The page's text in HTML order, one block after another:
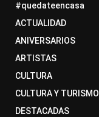
#quedateencasa
ACTUALIDAD
ANIVERSARIOS
ARTISTAS
CULTURA
CULTURA Y TURISMO
DESTACADAS